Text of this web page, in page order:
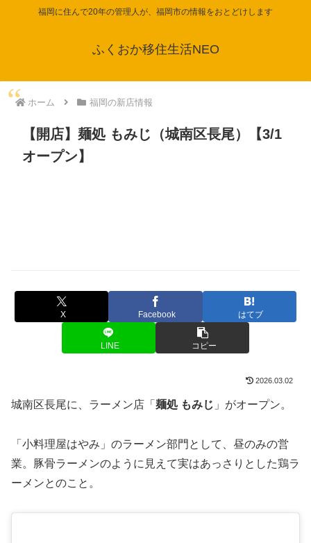
福岡に住んで20年の管理人が、福岡市の情報をおとどけします
ふくおか移住生活NEO
ホーム 福岡の新店情報
【開店】麺処 もみじ（城南区長尾）【3/1
オープン】
X Facebook はてブ
LINE コピー
2026.03.02
城南区長尾に、ラーメン店「 麺処 もみじ 」がオープン。
「小料理屋はやみ」のラーメン部門として、昼のみの営
業。豚骨ラーメンのように見えて実はあっさりとした鶏ラ
ーメンとのこと。